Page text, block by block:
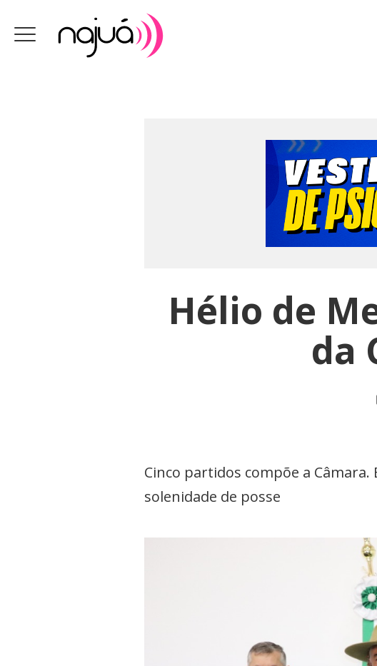
Hélio de
da
Cinco partidos compõe a
solenidade de posse